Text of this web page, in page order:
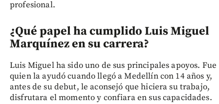
profesional.
¿Qué papel ha cumplido Luis Miguel
Marquínez en su carrera?
Luis Miguel ha sido uno de sus principales apoyos. Fue
quien la ayudó cuando llegó a Medellín con 14 años y,
antes de su debut, le aconsejó que hiciera su trabajo,
disfrutara el momento y confiara en sus capacidades.